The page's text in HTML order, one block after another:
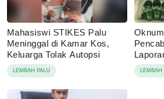
Mahasiswi STIKES Palu
Meninggal di Kamar Kos,
Keluarga Tolak Autopsi
LEMBAH PALU
Damai
LEMBAH